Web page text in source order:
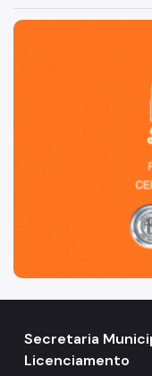
São Paulo, cidade
Secretaria
Licenciamento